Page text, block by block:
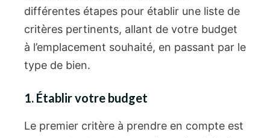
différentes étapes pour établir une liste de
critères pertinents, allant de votre budget
à l’emplacement souhaité, en passant par le
type de bien.
1. Établir votre budget
Le premier critère à prendre en compte est